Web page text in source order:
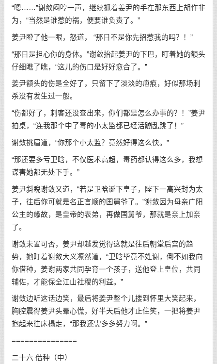
“嗯……”谢敛闷哼一声，继续抓着姜尹的手在那东西上胡作非
为，“当然是谁惹的祸，便要谁负责了。”
姜尹瞪了他一眼，怒道， “那日不是你先招惹我的吗？！”
“那日是担心你的身体。”谢敛抬起姜尹的下巴，盯着她的额头
仔细瞧了瞧，“这儿的伤口是好好愈合了。”
姜尹额头的伤是全好了，只留下了淡淡的疤痕，好似那场刺
杀没有发生过一般。
“伤都好了，刺客还没查出来，你们都是怎么办事的？！”姜尹
拍桌，“连我那个中了毒的小太监都已经活蹦乱跳了！”
谢敛挑眉道，“你那个小太监？竟然好得这么快。”
“那还要多亏卫晗，不仅医术高超，毒药都认得这么多，我想
谋害她都无处下手。”
姜尹斜睨谢敛又道，“若是卫晗诞下皇子，陛下一高兴封为太
子，往后你可就是名正言顺的国舅爷了。”谢敛因为母亲广阳
公主的缘故，是皇帝的表弟，再做国舅爷，那就是亲上加亲
了。
谢敛未置可否，姜尹却越发觉得这就是往后朝堂后宫的趋
势，她盯着谢敛大义凛然道，“卫晗毕竟不姓谢，倒不如我向
你借种，姜谢两家共同孕育一个孩子，送他登上皇位，共同
辅佐，才能保全江山社稷的利益。”
谢敛边听这话边笑，最后将姜尹整个儿搂到怀里大笑起来，
胸腔震得姜尹头晕心慌，好半天后他才止住笑，一把将姜尹
抱起来往床榻走，“那我还需多多努力啊。”
===============
二十六 借种（中）